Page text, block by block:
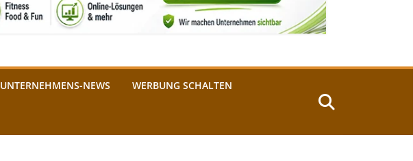
UNTERNEHMENS-NEWS WERBUNG SCHALTEN